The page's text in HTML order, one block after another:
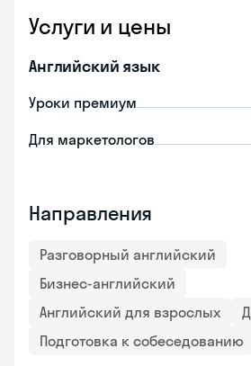
Услуги и цены
Английский язык
Уроки премиум
Для маркетологов
Направления
Разговорный английский
Бизнес-английский
Английский для взрослых
Подготовка к собеседованию